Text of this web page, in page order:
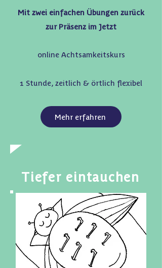
Mit zwei einfachen Übungen zurück
zur Präsenz im Jetzt
online Achtsamkeitskurs
1 Stunde, zeitlich & örtlich flexibel
Mehr erfahren
Tiefer eintauchen